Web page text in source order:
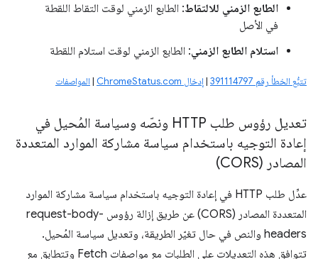
الطابع الزمني للالتقاط: الطابع الزمني لوقت التقاط اللقطة
في الأصل
استلام الطابع الزمني: الطابع الزمني لوقت استلام اللقطة
تتبُّع الخطأ رقم 391114797 |إدخال ChromeStatus.com |المواصفات
تعديل رؤوس طلب HTTP ونصّه وسياسة المُحيل في
إعادة التوجيه باستخدام سياسة مشاركة الموارد المتعددة
المصادر (CORS)
عدِّل طلب HTTP في إعادة التوجيه باستخدام سياسة مشاركة الموارد
المتعددة المصادر (CORS) عن طريق إزالة رؤوس request-body-
headers والنص في حال تغيّر الطريقة، وتعديل سياسة المُحيل.
تتوافق هذه التعديلات على الطلبات مع مواصفات Fetch وتتطابق مع